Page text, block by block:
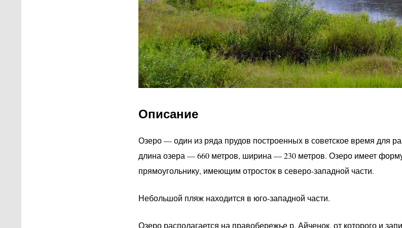
Описание
Озеро — один из ряда прудов построенных в советское время для
длина озера — 660 метров, ширина — 230 метров. Озеро имеет
прямоугольнику, имеющим отросток в северо-западной части.
Небольшой пляж находится в юго-западной части.
Озеро располагается на правобережье р. Айченок, от которого и